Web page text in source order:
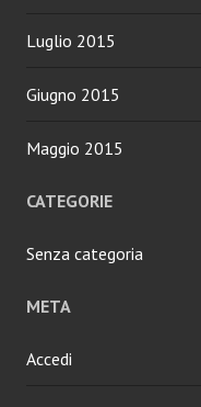
Luglio 2015
Giugno 2015
Maggio 2015
CATEGORIE
Senza categoria
META
Accedi